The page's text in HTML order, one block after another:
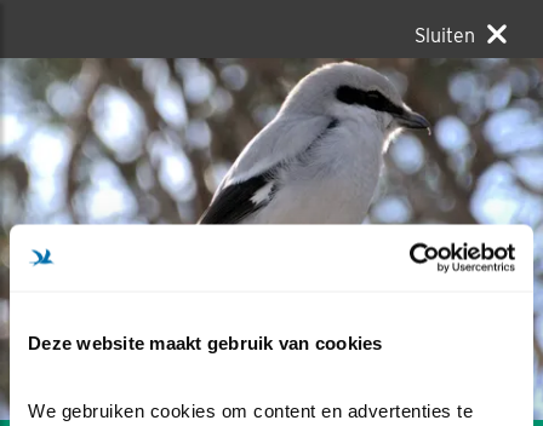
Deze website maakt gebruik van cookies
We gebruiken cookies om content en advertenties te
Sluiten